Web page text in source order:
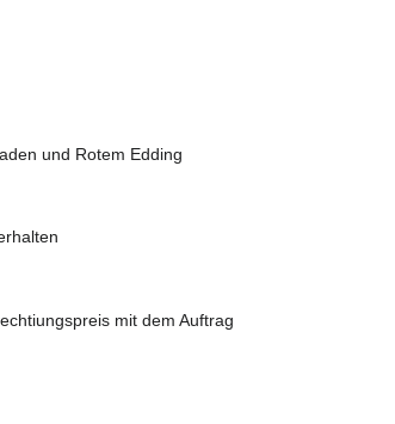
und Rotem Edding
mit dem Auftrag